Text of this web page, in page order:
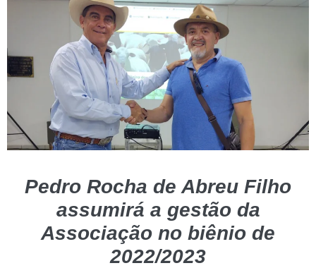
Pedro Rocha de Abreu Filho
assumirá a gestão da
Associação no biênio de
2022/2023